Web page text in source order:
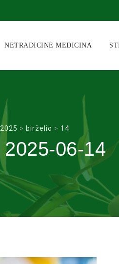
NETRADICINĖ MEDICINA
2025 > birželio > 14
2025-06-14